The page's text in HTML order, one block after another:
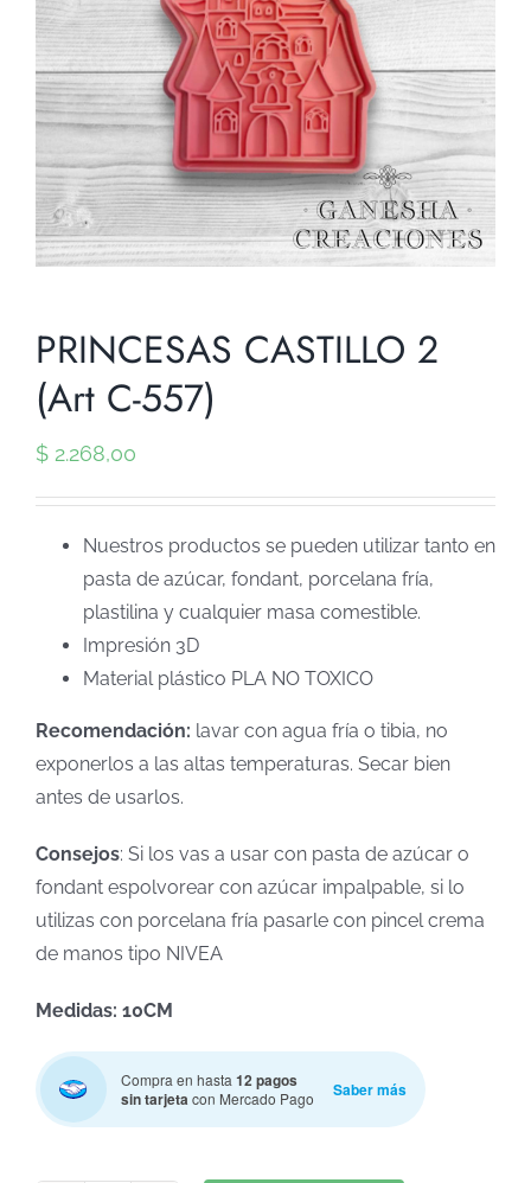
PRINCESAS CASTILLO 2
(Art C-557)
$ 2.268,00
Nuestros productos se pueden utilizar tanto en
pasta de azúcar, fondant, porcelana fría,
plastilina y cualquier masa comestible.
Impresión 3D
Material plástico PLA NO TOXICO
Recomendación: lavar con agua fría o tibia, no
exponerlos a las altas temperaturas. Secar bien
antes de usarlos.
Consejos: Si los vas a usar con pasta de azúcar o
fondant espolvorear con azúcar impalpable, si lo
utilizas con porcelana fría pasarle con pincel crema
de manos tipo NIVEA
Medidas: 10CM
Compra en hasta 12 pagos
sin tarjetacon Mercado Pago Saber más